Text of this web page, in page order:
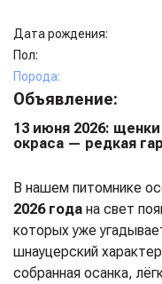
Дата рождения:
Пол:
Порода:
Объявление:
13 июня 2026:
окраса — редкая
В нашем питомнике
2026 года на свет
которых уже
шнауцерский
собранная осанка,